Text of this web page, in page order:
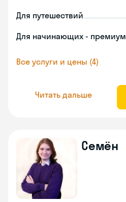
Для путешествий
Для начинающих - премиум
Все услуги и цены (4)
Читать дальше
Семён